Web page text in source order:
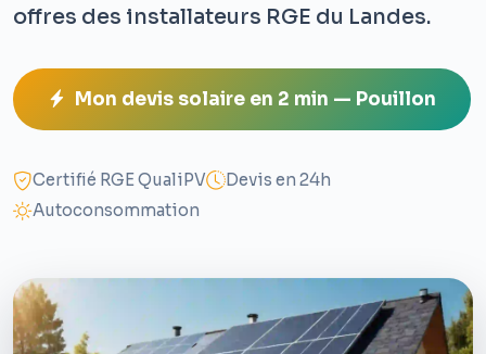
offres des installateurs RGE du Landes.
Mon devis solaire en 2 min — Pouillon
Certifié RGE QualiPV
Devis en 24h
Autoconsommation